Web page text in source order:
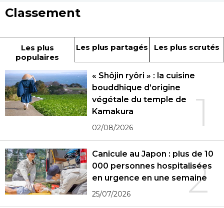
Classement
Les plus
populaires
Les plus partagés Les plus scrutés
1
« Shôjin ryôri » : la cuisine
bouddhique d’origine
végétale du temple de
Kamakura
02/08/2026
2
Canicule au Japon : plus de 10
000 personnes hospitalisées
en urgence en une semaine
25/07/2026